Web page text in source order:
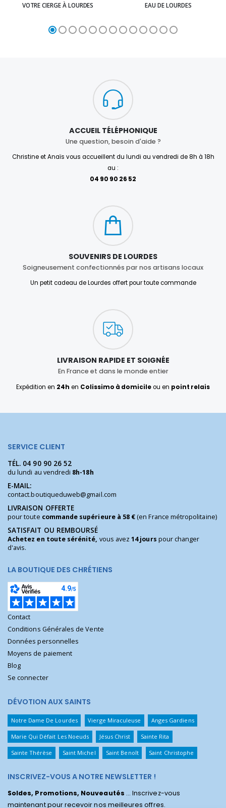
VOTRE CIERGE À LOURDES EAU DE LOURDES
ACCUEIL TÉLÉPHONIQUE
Une question, besoin d'aide ?
Christine et Anaïs vous accueillent du lundi au vendredi de 8h à 18h
au :
04 90 90 26 52
SOUVENIRS DE LOURDES
Soigneusement confectionnés par nos artisans locaux
Un petit cadeau de Lourdes offert pour toute commande
LIVRAISON RAPIDE ET SOIGNÉE
En France et dans le monde entier
Expédition en 24h en Colissimo à domicileou en point relais
SERVICE CLIENT
TÉL. 04 90 90 26 52
du lundi au vendredi 8h-18h
E-MAIL:
contact.boutiqueduweb@gmail.com
LIVRAISON OFFERTE
pour toute commande supérieure à 58 €(en France métropolitaine)
SATISFAIT OU REMBOURSÉ
Achetez en toute sérénité, vous avez14 jours pour changer
d'avis.
LA BOUTIQUE DES CHRÉTIENS
Contact
Conditions Générales de Vente
Données personnelles
Moyens de paiement
Blog
Se connecter
DÉVOTION AUX SAINTS
Notre Dame De Lourdes Vierge Miraculeuse Anges Gardiens
Marie Qui Défait Les Noeuds Jésus Christ Sainte Rita
Sainte Thérèse Saint Michel Saint Benoît Saint Christophe
INSCRIVEZ-VOUS A NOTRE NEWSLETTER !
Soldes, Promotions, Nouveautés ... Inscrivez-vous
maintenant pour recevoir nos meilleures offres.